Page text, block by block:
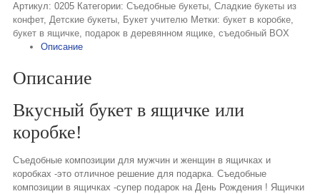
Фото работ
Контакты
Артикул:0205 Категории:Съедобные букеты,Сладкие букеты из
конфет,Детские букеты, Букет учителю Метки:букет в коробке,
букет в ящичке, подарок в деревянном ящике,съедобный BOX
Описание
Описание
Вкусный букет в ящичке или
коробке!
Съедобные композиции для мужчин и женщин в ящичках и
коробках -это отличное решение для подарка. Съедобные
композиции в ящичках -супер подарок на День Рождения ! Ящички